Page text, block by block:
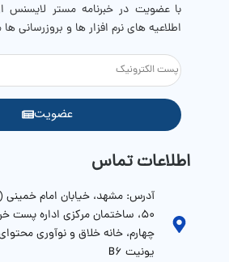
با عضویت در خبرنامه مستر لایسنس
اطلاعیه های نرم افزار ها و بروزرسانی
عضویت
اطلاعات تماس
آدرس: مشهد، خیابان امام خمینی
۵۰، ساختمان مرکزی اداره پست
چهارم، خانه خلاق و نوآوری
یونیت B6